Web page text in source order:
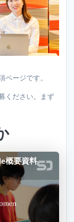
ージです。
ください。まず